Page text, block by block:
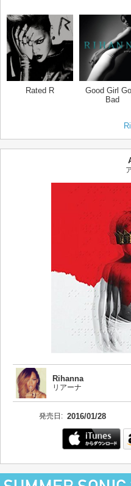
Rated R
Good Girl
Bad
Rihanna
リアーナ
発売日: 2016/01/28